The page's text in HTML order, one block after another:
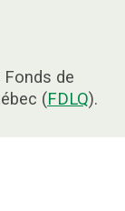
Fonds de
(FDLQ).